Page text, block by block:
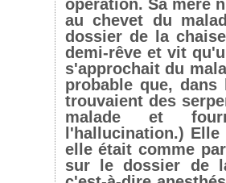
opération. Sa mère
au chevet du
dossier de la
demi-rêve et vit
s'approchait du
probable que,
trouvaient des
malade et
l'hallucination.)
elle était comme
sur le dossier de